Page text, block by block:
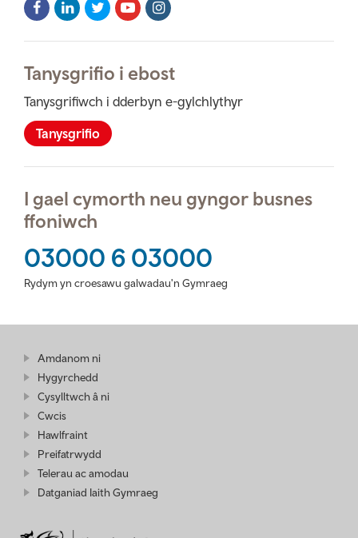
Facebook
Icon
LinkedIn
Icon
Twitter
Icon
Youtube
Icon
Instagram
Icon
Tanysgrifio i ebost
Tanysgrifiwch i dderbyn e-gylchlythyr
Tanysgrifio
I gael cymorth neu gyngor busnes
ffoniwch
03000 6 03000
Rydym yn croesawu galwadau'n Gymraeg
Amdanom ni
Hygyrchedd
Cysylltwch â ni
Cwcis
Hawlfraint
Preifatrwydd
Telerau ac amodau
Datganiad Iaith Gymraeg